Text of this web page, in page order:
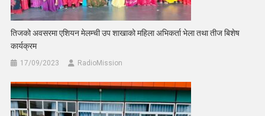
तिजको अवसरमा एशियन मेलम्ची उप शाखाको महिला अभिकर्ता भेला तथा तीज बिशेष
कार्यक्रम
17/09/2023 RadioMission